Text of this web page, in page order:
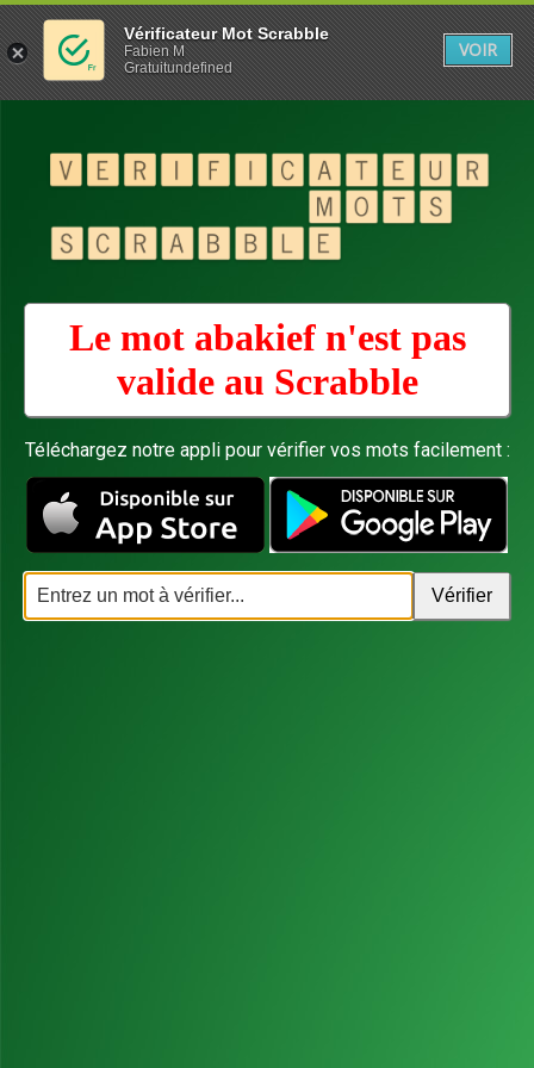
Le mot abakief n'est pas
valide au Scrabble
Téléchargez notre appli pour vérifier vos mots facilement :
Vérificateur Mot Scrabble
Fabien M
Gratuitundefined
VOIR